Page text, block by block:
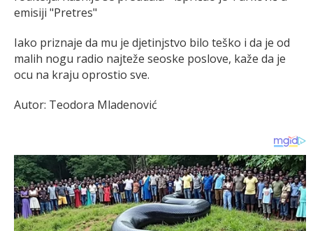
emisiji "Pretres"
Iako priznaje da mu je djetinjstvo bilo teško i da je od
malih nogu radio najteže seoske poslove, kaže da je
ocu na kraju oprostio sve.
Autor: Teodora Mladenović